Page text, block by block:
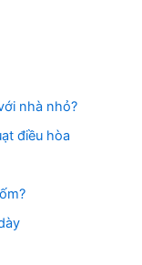
nhà nhỏ?
điều hòa